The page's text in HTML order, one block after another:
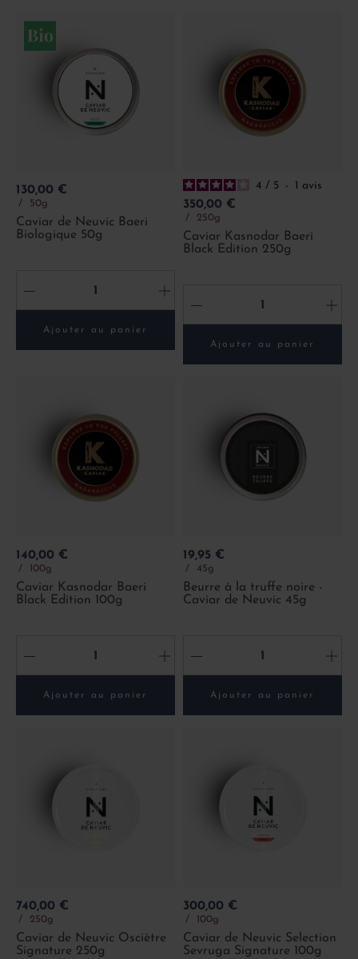
Prix
130,00 €
50g
Caviar de Neuvic Baeri
Biologique 50g
- +
Ajouter au panier
4 / 5 - 1 avis
Prix
350,00 €
250g
Caviar Kasnodar Baeri
Black Edition 250g
- +
Ajouter au panier
Prix
140,00 €
100g
Caviar Kasnodar Baeri
Black Edition 100g
- +
Ajouter au panier
Prix
19,95 €
45g
Beurre à la truffe noire -
Caviar de Neuvic 45g
- +
Ajouter au panier
Prix
740,00 €
250g
Caviar de Neuvic Osciètre
Signature 250g
Prix
300,00 €
100g
Caviar de Neuvic Selection
Sevruga Signature 100g